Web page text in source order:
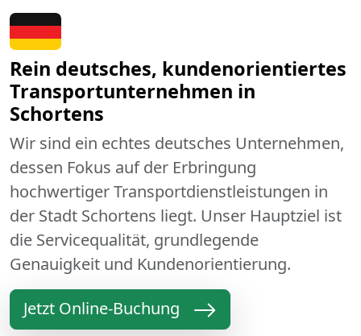
Rein deutsches, kundenorientiertes
Transportunternehmen in
Schortens
Wir sind ein echtes deutsches Unternehmen,
dessen Fokus auf der Erbringung
hochwertiger Transportdienstleistungen in
der Stadt Schortens liegt. Unser Hauptziel ist
die Servicequalität, grundlegende
Genauigkeit und Kundenorientierung.
Jetzt Online-Buchung